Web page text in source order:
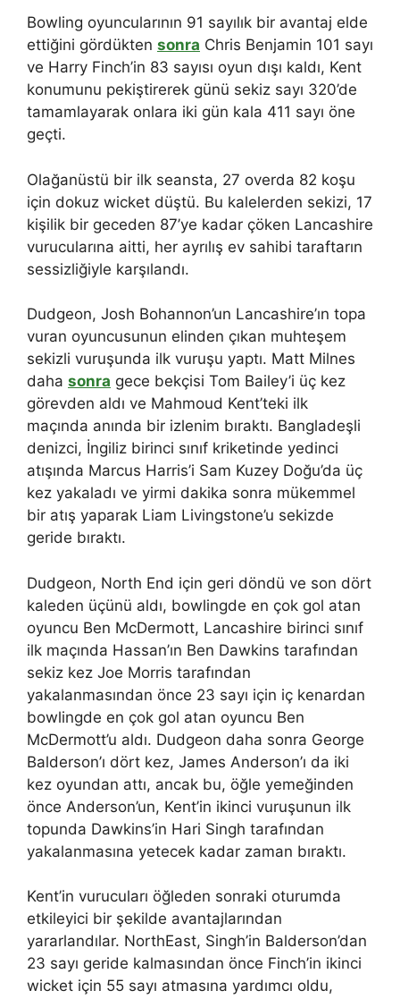
Bowling oyuncularının 91 sayılık bir avantaj elde
ettiğini gördükten sonra Chris Benjamin 101 sayı
ve Harry Finch’in 83 sayısı oyun dışı kaldı, Kent
konumunu pekiştirerek günü sekiz sayı 320’de
tamamlayarak onlara iki gün kala 411 sayı öne
geçti.
Olağanüstü bir ilk seansta, 27 overda 82 koşu
için dokuz wicket düştü. Bu kalelerden sekizi, 17
kişilik bir geceden 87’ye kadar çöken Lancashire
vurucularına aitti, her ayrılış ev sahibi taraftarın
sessizliğiyle karşılandı.
Dudgeon, Josh Bohannon’un Lancashire’ın topa
vuran oyuncusunun elinden çıkan muhteşem
sekizli vuruşunda ilk vuruşu yaptı. Matt Milnes
daha sonra gece bekçisi Tom Bailey’i üç kez
görevden aldı ve Mahmoud Kent’teki ilk
maçında anında bir izlenim bıraktı. Bangladeşli
denizci, İngiliz birinci sınıf kriketinde yedinci
atışında Marcus Harris’i Sam Kuzey Doğu’da üç
kez yakaladı ve yirmi dakika sonra mükemmel
bir atış yaparak Liam Livingstone’u sekizde
geride bıraktı.
Dudgeon, North End için geri döndü ve son dört
kaleden üçünü aldı, bowlingde en çok gol atan
oyuncu Ben McDermott, Lancashire birinci sınıf
ilk maçında Hassan’ın Ben Dawkins tarafından
sekiz kez Joe Morris tarafından
yakalanmasından önce 23 sayı için iç kenardan
bowlingde en çok gol atan oyuncu Ben
McDermott’u aldı. Dudgeon daha sonra George
Balderson’ı dört kez, James Anderson’ı da iki
kez oyundan attı, ancak bu, öğle yemeğinden
önce Anderson’un, Kent’in ikinci vuruşunun ilk
topunda Dawkins’in Hari Singh tarafından
yakalanmasına yetecek kadar zaman bıraktı.
Kent’in vurucuları öğleden sonraki oturumda
etkileyici bir şekilde avantajlarından
yararlandılar. NorthEast, Singh’in Balderson’dan
23 sayı geride kalmasından önce Finch’in ikinci
wicket için 55 sayı atmasına yardımcı oldu,